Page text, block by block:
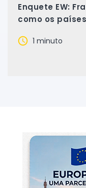
Enquete EW:
como os
1 minuto